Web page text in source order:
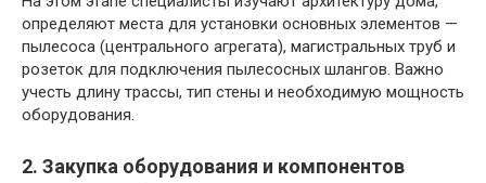
определяют места для установки основных элементов —
пылесоса (центрального агрегата), магистральных труб и
розеток для подключения пылесосных шлангов. Важно
учесть длину трассы, тип стены и необходимую мощность
оборудования.
2. Закупка оборудования и компонентов